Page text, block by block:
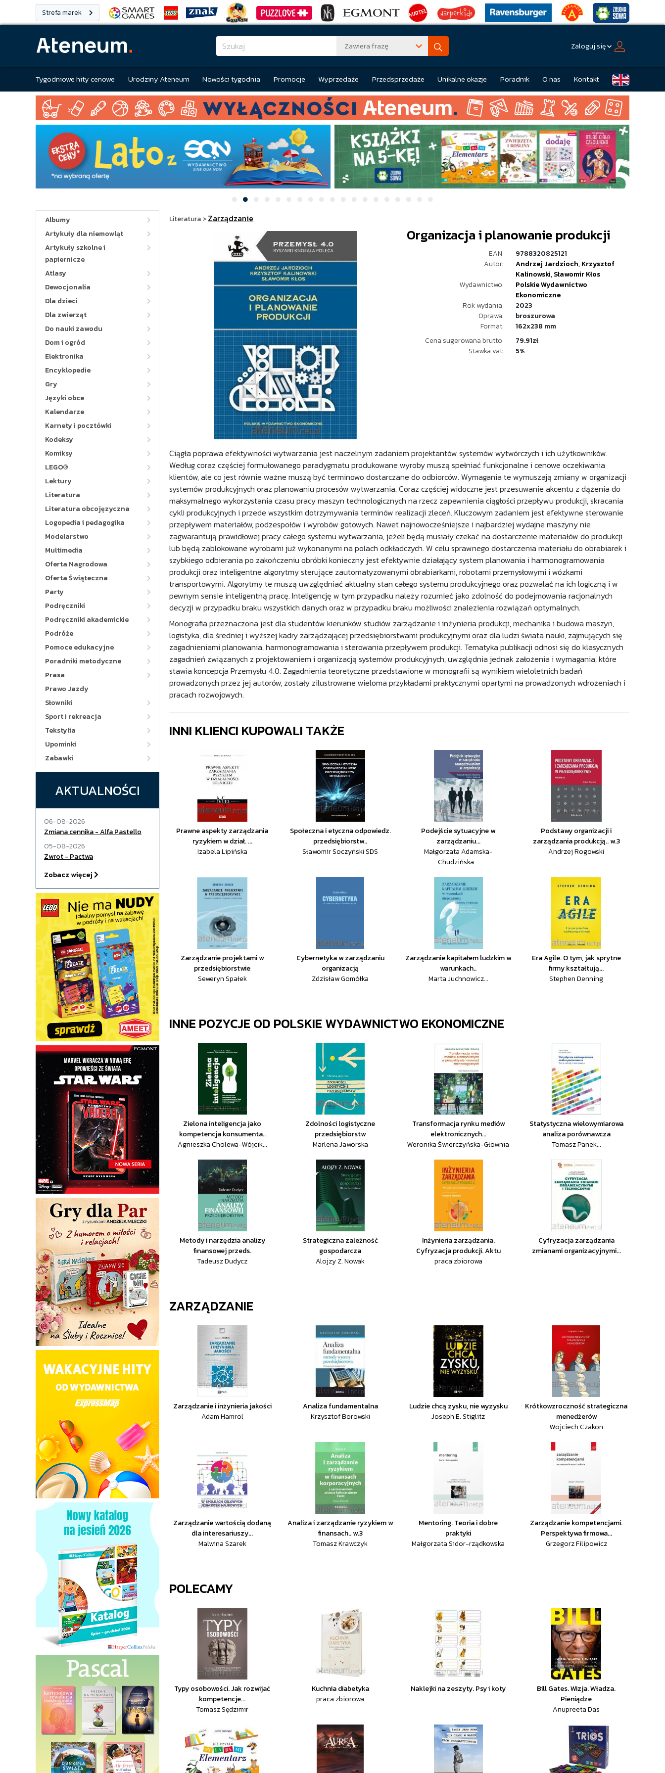
Strefa marek
Zawiera frazę Zaloguj się
Tygodniowe hity cenowe Urodziny Ateneum Nowości tygodnia Promocje Wyprzedaże Przedsprzedaże Unikalne okazje Poradnik O nas Kontakt
Albumy
Artykuły dla niemowląt
Artykuły szkolne i
papiernicze
Atlasy
Dewocjonalia
Dla dzieci
Dla zwierząt
Do nauki zawodu
Dom i ogród
Elektronika
Encyklopedie
Gry
Języki obce
Kalendarze
Karnety i pocztówki
Kodeksy
Komiksy
LEGO®
Lektury
Literatura
Literatura obcojęzyczna
Logopedia i pedagogika
Modelarstwo
Multimedia
Oferta Nagrodowa
Oferta Świąteczna
Party
Podręczniki
Podręczniki akademickie
Podróże
Pomoce edukacyjne
Poradniki metodyczne
Prasa
Prawo Jazdy
Słowniki
Sport i rekreacja
Tekstylia
Upominki
Zabawki
AKTUALNOŚCI
06-08-2026
Zmiana cennika - Alfa Pastello
05-08-2026
Zwrot - Pactwa
Zobacz więcej
Literatura>Zarządzanie
Organizacja i planowanie produkcji
EAN:
9788320825121
Autor:
Andrzej Jardzioch,Krzysztof
Kalinowski,Sławomir Kłos
Wydawnictwo:
Polskie Wydawnictwo
Ekonomiczne
Rok wydania:
2023
Oprawa:
broszurowa
Format:
162x238 mm
Cena sugerowana brutto:
79.91zł
Stawka vat:
5%
Ciągła poprawa efektywności wytwarzania jest naczelnym zadaniem projektantów systemów wytwórczych i ich użytkowników.
Według coraz częściej formułowanego paradygmatu produkowane wyroby muszą spełniać funkcjonalne i cenowe oczekiwania
klientów, ale co jest równie ważne muszą być terminowo dostarczane do odbiorców. Wymagania te wymuszają zmiany w organizacji
systemów produkcyjnych oraz planowaniu procesów wytwarzania. Coraz częściej widoczne jest przesuwanie akcentu z dążenia do
maksymalnego wykorzystania czasu pracy maszyn technologicznych na rzecz zapewnienia ciągłości przepływu produkcji, skracania
cykli produkcyjnych i przede wszystkim dotrzymywania terminów realizacji zleceń. Kluczowym zadaniem jest efektywne sterowanie
przepływem materiałów, podzespołów i wyrobów gotowych. Nawet najnowocześniejsze i najbardziej wydajne maszyny nie
zagwarantują prawidłowej pracy całego systemu wytwarzania, jeżeli będą musiały czekać na dostarczenie materiałów do produkcji
lub będą zablokowane wyrobami już wykonanymi na polach odkładczych. W celu sprawnego dostarczenia materiału do obrabiarek i
szybkiego odbierania po zakończeniu obróbki konieczny jest efektywnie działający system planowania i harmonogramowania
produkcji oraz inteligentne algorytmy sterujące zautomatyzowanymi obrabiarkami, robotami przemysłowymi i wózkami
transportowymi. Algorytmy te muszą uwzględniać aktualny stan całego systemu produkcyjnego oraz pozwalać na ich logiczną i w
pewnym sensie inteligentną pracę. Inteligencję w tym przypadku należy rozumieć jako zdolność do podejmowania racjonalnych
decyzji w przypadku braku wszystkich danych oraz w przypadku braku możliwości znalezienia rozwiązań optymalnych.
Monografia przeznaczona jest dla studentów kierunków studiów zarządzanie i inżynieria produkcji, mechanika i budowa maszyn,
logistyka, dla średniej i wyższej kadry zarządzającej przedsiębiorstwami produkcyjnymi oraz dla ludzi świata nauki, zajmujących się
zagadnieniami planowania, harmonogramowania i sterowania przepływem produkcji. Tematyka publikacji odnosi się do klasycznych
zagadnień związanych z projektowaniem i organizacją systemów produkcyjnych, uwzględnia jednak założenia i wymagania, które
stawia koncepcja Przemysłu 4.0. Zagadnienia teoretyczne przedstawione w monografii są wynikiem wieloletnich badań
prowadzonych przez jej autorów, zostały zilustrowane wieloma przykładami praktycznymi opartymi na prowadzonych wdrożeniach i
pracach rozwojowych.
INNI KLIENCI KUPOWALI TAKŻE
Prawne aspekty zarządzania
ryzykiem w dział. ...
Izabela Lipińska
Społeczna i etyczna odpowiedz.
przedsiębiorstw..
Sławomir Soczyński SDS
Podejście sytuacyjne w
zarządzaniu...
Małgorzata Adamska-
Chudzińska...
Podstawy organizacji i
zarządzania produkcją.. w.3
Andrzej Rogowski
Zarządzanie projektami w
przedsiębiorstwie
Seweryn Spałek
Cybernetyka w zarządzaniu
organizacją
Zdzisław Gomółka
Zarządzanie kapitałem ludzkim w
warunkach..
Marta Juchnowicz...
Era Agile. O tym, jak sprytne
firmy kształtują...
Stephen Denning
INNE POZYCJE OD POLSKIE WYDAWNICTWO EKONOMICZNE
Zielona inteligencja jako
kompetencja konsumenta..
Agnieszka Cholewa-Wójcik...
Zdolności logistyczne
przedsiębiorstw
Marlena Jaworska
Transformacja rynku mediów
elektronicznych...
Weronika Świerczyńska-Głownia
Statystyczna wielowymiarowa
analiza porównawcza
Tomasz Panek...
Metody i narzędzia analizy
finansowej przeds.
Tadeusz Dudycz
Strategiczna zależność
gospodarcza
Alojzy Z. Nowak
Inżynieria zarządzania.
Cyfryzacja produkcji. Aktu
praca zbiorowa
Cyfryzacja zarządzania
zmianami organizacyjnymi...
ZARZĄDZANIE
Zarządzanie i inżynieria jakości
Adam Hamrol
Analiza fundamentalna
Krzysztof Borowski
Ludzie chcą zysku, nie wyzysku
Joseph E. Stiglitz
Krótkowzroczność strategiczna
menedżerów
Wojciech Czakon
Zarządzanie wartością dodaną
dla interesariuszy...
Malwina Szarek
Analiza i zarządzanie ryzykiem w
finansach.. w.3
Tomasz Krawczyk
Mentoring. Teoria i dobre
praktyki
Małgorzata Sidor-rządkowska
Zarządzanie kompetencjami.
Perspektywa firmowa...
Grzegorz Filipowicz
POLECAMY
Typy osobowości. Jak rozwijać
kompetencje...
Tomasz Sędzimir
Kuchnia diabetyka
praca zbiorowa
Naklejki na zeszyty. Psy i koty
Bill Gates. Wizja. Władza.
Pieniądze
Anupreeta Das